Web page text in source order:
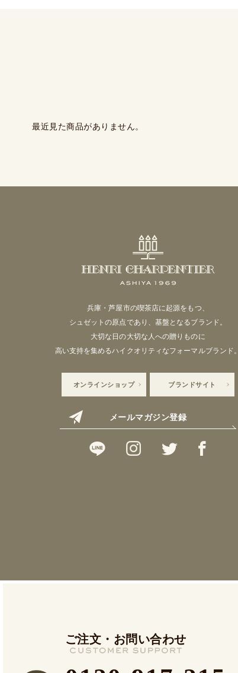
最近見た商品がありません。
兵庫・芦屋市の喫茶店に起源をもつ、
シュゼットの原点であり、基盤となるブランド。
大切な日の大切な人への贈りものに
高い支持を集めるハイクオリティなフォーマルブランド。
オンラインショップ ブランドサイト
メールマガジン登録
ご注文・お問い合わせ